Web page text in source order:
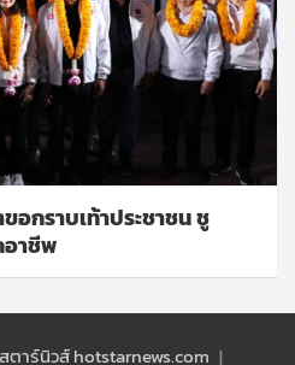
กราบเท้าประชาชน ชู
อาชีพ
ตาร์นิวส์ hotstarnews.com